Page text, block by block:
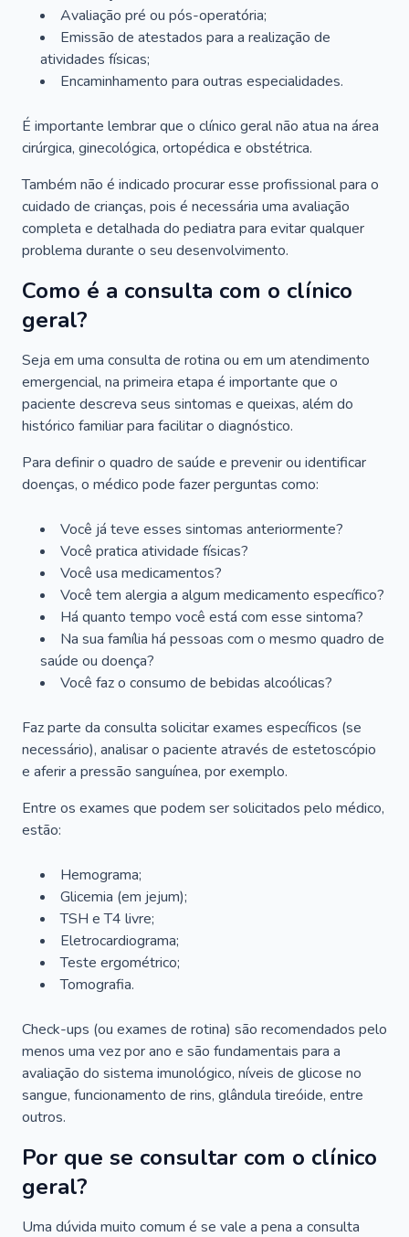
Avaliação pré ou pós-operatória;
Emissão de atestados para a realização de
atividades físicas;
Encaminhamento para outras especialidades.
É importante lembrar que o clínico geral não atua na área
cirúrgica, ginecológica, ortopédica e obstétrica.
Também não é indicado procurar esse profissional para o
cuidado de crianças, pois é necessária uma avaliação
completa e detalhada do pediatra para evitar qualquer
problema durante o seu desenvolvimento.
Como é a consulta com o clínico
geral?
Seja em uma consulta de rotina ou em um atendimento
emergencial, na primeira etapa é importante que o
paciente descreva seus sintomas e queixas, além do
histórico familiar para facilitar o diagnóstico.
Para definir o quadro de saúde e prevenir ou identificar
doenças, o médico pode fazer perguntas como:
Você já teve esses sintomas anteriormente?
Você pratica atividade físicas?
Você usa medicamentos?
Você tem alergia a algum medicamento específico?
Há quanto tempo você está com esse sintoma?
Na sua família há pessoas com o mesmo quadro de
saúde ou doença?
Você faz o consumo de bebidas alcoólicas?
Faz parte da consulta solicitar exames específicos (se
necessário), analisar o paciente através de estetoscópio
e aferir a pressão sanguínea, por exemplo.
Entre os exames que podem ser solicitados pelo médico,
estão:
Hemograma;
Glicemia (em jejum);
TSH e T4 livre;
Eletrocardiograma;
Teste ergométrico;
Tomografia.
Check-ups (ou exames de rotina) são recomendados pelo
menos uma vez por ano e são fundamentais para a
avaliação do sistema imunológico, níveis de glicose no
sangue, funcionamento de rins, glândula tireóide, entre
outros.
Por que se consultar com o clínico
geral?
Uma dúvida muito comum é se vale a pena a consulta